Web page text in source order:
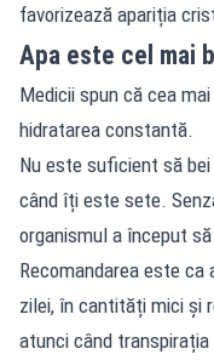
favorizează apariția
Apa este cel mai
Medicii spun că cea
hidratarea constantă.
Nu este suficient să
când îți este sete.
organismul a început
Recomandarea este
zilei, în cantități mici și
atunci când